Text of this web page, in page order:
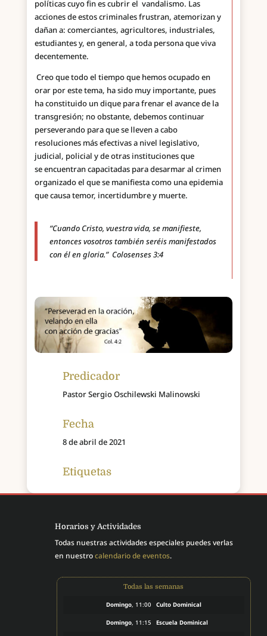
políticas cuyo fin es cubrir el vandalismo. Las
acciones de estos criminales frustran, atemorizan y
dañan a: comerciantes, agricultores, industriales,
estudiantes y, en general, a toda persona que viva
decentemente.
Creo que todo el tiempo que hemos ocupado en
orar por este tema, ha sido muy importante, pues
ha constituido un dique para frenar el avance de la
transgresión; no obstante, debemos continuar
perseverando para que se lleven a cabo
resoluciones más efectivas a nivel legislativo,
judicial, policial y de otras instituciones que
se encuentran capacitadas para desarmar al crimen
organizado el que se manifiesta como una epidemia
que causa temor, incertidumbre y muerte.
“Cuando Cristo, vuestra vida, se manifieste,
entonces vosotros también seréis manifestados
con él en gloria.” Colosenses 3:4
Predicador
Pastor Sergio Oschilewski Malinowski
Fecha
8 de abril de 2021
Etiquetas
Horarios y Actividades
Todas nuestras actividades especiales puedes verlas
en nuestrocalendario de eventos.
Todas las semanas
Domingo, 11:00 Culto Dominical
Domingo, 11:15 Escuela Dominical